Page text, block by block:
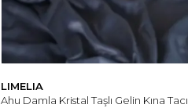
LIMELIA
Ahu Damla Kristal Taşlı Gelin Kına Tacı